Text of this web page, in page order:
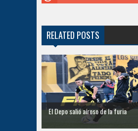
RELATED POSTS
El Depo salió aíroso de la furia